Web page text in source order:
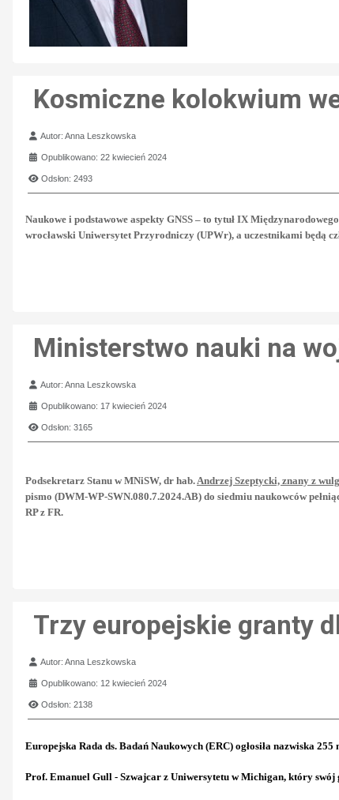
Kosmiczne kolokwium
Szczegóły
Autor:Anna Leszkowska
Opublikowano: 22 kwiecień 2024
Odsłon: 2493
Naukowe i podstawowe aspekty GNSS – to tytuł IX
wrocławski Uniwersytet Przyrodniczy (UPWr), a uczestnikami będą
Ministerstwo nauki na
Szczegóły
Autor:Anna Leszkowska
Opublikowano: 17 kwiecień 2024
Odsłon: 3165
Podsekretarz Stanu w MNiSW, dr hab.Andrzej Szeptycki, znany z
pismo (DWM-WP-SWN.080.7.2024.AB) do siedmiu naukowców
RP z FR.
Trzy europejskie granty
Szczegóły
Autor:Anna Leszkowska
Opublikowano: 12 kwiecień 2024
Odsłon: 2138
Europejska Rada ds. Badań Naukowych (ERC) ogłosiła nazwiska
Prof. Emanuel Gull - Szwajcar z Uniwersytetu w Michigan, który